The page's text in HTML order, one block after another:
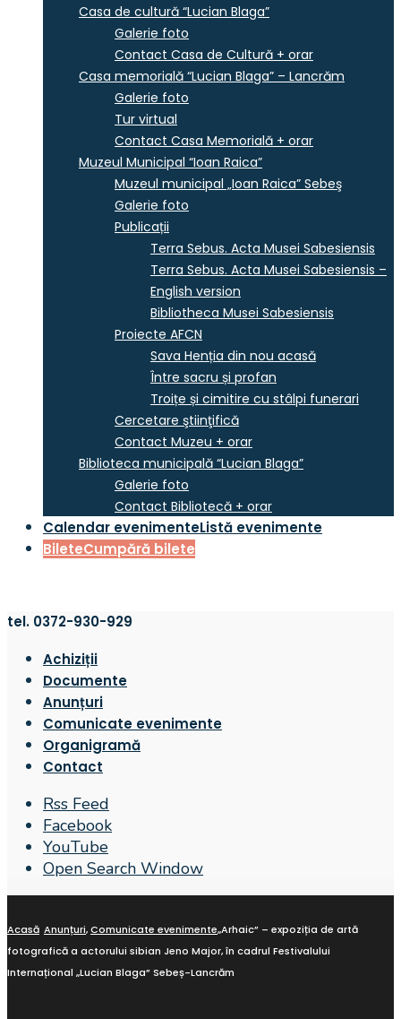
Casa de cultură “Lucian Blaga”
Galerie foto
Contact Casa de Cultură + orar
Casa memorială “Lucian Blaga” – Lancrăm
Galerie foto
Tur virtual
Contact Casa Memorială + orar
Muzeul Municipal “Ioan Raica”
Muzeul municipal „Ioan Raica” Sebeş
Galerie foto
Publicații
Terra Sebus. Acta Musei Sabesiensis
Terra Sebus. Acta Musei Sabesiensis –
English version
Bibliotheca Musei Sabesiensis
Proiecte AFCN
Sava Henția din nou acasă
Între sacru și profan
Troițe și cimitire cu stâlpi funerari
Cercetare ştiinţifică
Contact Muzeu + orar
Biblioteca municipală “Lucian Blaga”
Galerie foto
Contact Bibliotecă + orar
Calendar evenimenteListă evenimente
BileteCumpără bilete
tel. 0372-930-929
Achiziții
Documente
Anunțuri
Comunicate evenimente
Organigramă
Contact
Rss Feed
Facebook
YouTube
Open Search Window
Acasă Anunțuri,Comunicate evenimente„Arhaic” – expoziția de artă
fotografică a actorului sibian Jeno Major, în cadrul Festivalului
Internațional „Lucian Blaga” Sebeș-Lancrăm